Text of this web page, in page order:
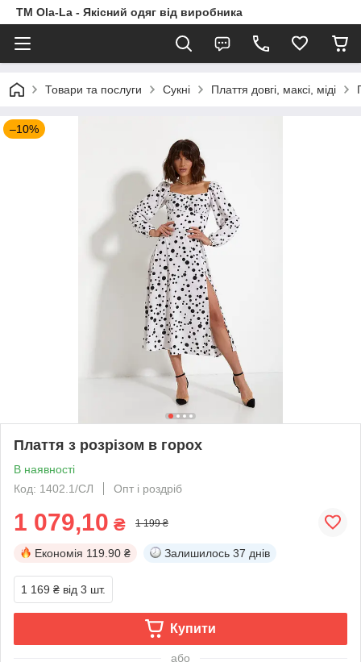
TM Ola-La - Якісний одяг від виробника
Товари та послуги Сукні Плаття довгі, максі, міді
–10%
Плаття з розрізом в горох
В наявності
Код: 1402.1/СЛ
Опт і роздріб
1 079,10 ₴ 1 199 ₴
Економія 119.90 ₴ Залишилось 37 днів
1 169 ₴ від 3 шт.
Купити
або